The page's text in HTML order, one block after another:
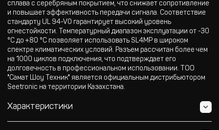
сплава с серебряным покрытием, что снижает сопротивление
и повышает эффективность передачи сигнала. Соответствие
стандарту UL 94-V0 гарантирует высокий уровень
огнестойкости. Температурный диапазон эксплуатации от -30
°C до +80 °C позволяет использовать SL4MP в широком
спектре климатических условий. Разъем рассчитан более чем
на 1000 циклов подключения, что подтверждает его
долговечность в профессиональном использовании. ТОО
"Самат Шоу Техник" является официальным дистрибьютором
Seetronic на территории Казахстана.
Характеристики